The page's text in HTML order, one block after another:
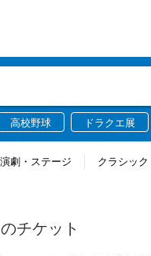
高校野球 ドラクエ展
演劇・ステージ クラシック
のチケット